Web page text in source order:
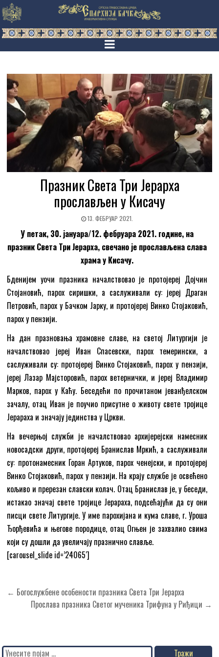
Празник Света Три Јерарха
прослављен у Кисачу
13. ФЕБРУАР 2021.
У петак, 30. јануара/12. фебруара 2021. године, на
празник Света Три Јерарха, свечано је прослављена слава
храма у Кисачу.
Бденијем уочи празника началствовао је протојереј Дојчин
Стојановић, парох сиришки, a саслуживали су: јереј Драган
Петровић, парох у Бачком Јарку, и протојереј Винко Стојаковић,
парох у пензији.
На дан празновања храмовне славе, на светој Литургији је
началствовао јереј Иван Спасевски, парох темерински, а
саслуживали су: протојереј Винко Стојаковић, парох у пензији,
јереј Лазар Мајсторовић, парох ветернички, и јереј Владимир
Марков, парох у Каћу. Беседећи по прочитаном јеванђелском
зачалу, отац Иван је поучио присутне о животу свете тројице
Јерараха и значају јединства у Цркви.
На вечерњој служби је началствовао архијерејски намесник
новосадски други, протојереј Бранислав Мркић, а саслуживали
су: протонамесник Горан Артуков, парох ченејски, и протојереј
Винко Стојаковић, парох у пензији. На крају службе је освећено
кољиво и пререзан славски колач. Отац Бранислав је, у беседи,
истакао значај свете тројице Јерараха, подсећајући да су они
писци свете Литургије. У име парохијана и кума славе, г. Уроша
Ђорђевића и његове породице, отац Огњен је захвалио свима
који су дошли да увеличају празнично славље.
[carousel_slide id=’24065′]
Кретање
чланка
← Богослужбене особености празника Света Три Јерарха
Прослава празника Светог мученика Трифуна у Риђици →
Search